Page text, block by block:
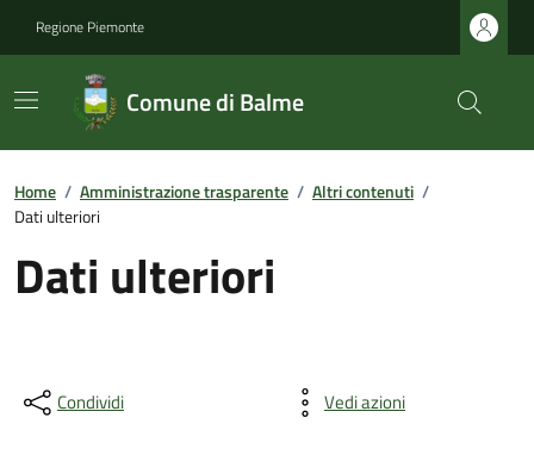
Regione Piemonte
Comune di Balme
Home / Amministrazione trasparente / Altri contenuti /
Dati ulteriori
Dati ulteriori
Condividi Vedi azioni